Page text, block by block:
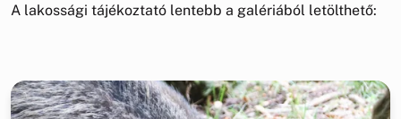
A lakossági tájékoztató lentebb a galériából letölthető: